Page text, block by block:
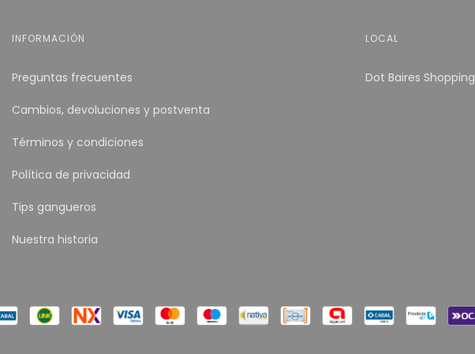
INFORMACIÓN
Preguntas frecuentes
Cambios, devoluciones y postventa
Términos y condiciones
Política de privacidad
Tips gangueros
Nuestra historia
LOCAL
Dot Baires Shopping